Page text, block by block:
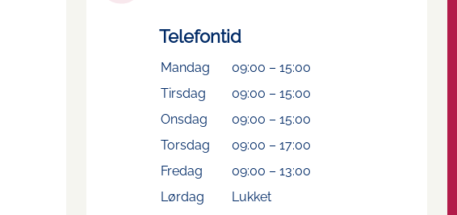
Telefontid
Mandag 09:00 –15:00
Tirsdag
09:00 –15:00
Onsdag
09:00 –15:00
Torsdag
09:00 –17:00
Fredag
09:00 –13:00
Lørdag
Lukket